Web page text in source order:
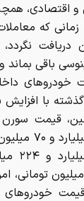
زمانی که
دریافت
باقی
۴۴
خودروهای